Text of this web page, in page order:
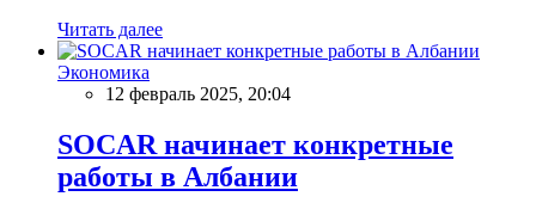
Читать далее
Экономика
12 февраль 2025, 20:04
SOCAR начинает конкретные
работы в Албании